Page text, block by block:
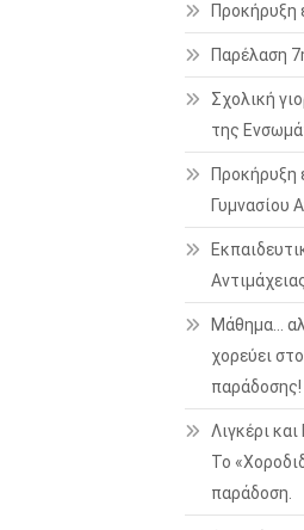
Προκήρυξη
Παρέλαση
Σχολική
της
Προκήρυξη
Γυμνασίου
Μάθημα…
χορεύει
παράδοσης!
Λιγκέρι
Το
παράδοση.